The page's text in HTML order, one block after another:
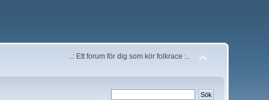
..: Ett forum för dig som kör folkrace :..